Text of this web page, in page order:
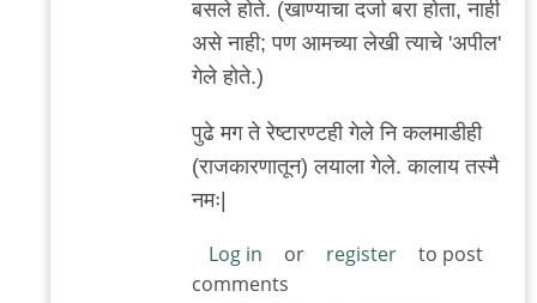
बसले होते. (खाण्याचा दर्जा बरा होता, नाही
असे नाही; पण आमच्या लेखी त्याचे 'अपील'
गेले होते.)
पुढे मग ते रेष्टारण्टही गेले नि कलमाडीही
(राजकारणातून) लयाला गेले. कालाय तस्मै
नमः|
Log in or register
to post
comments